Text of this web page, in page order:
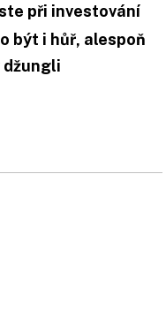
při investování
být i hůř, alespoň
džungli